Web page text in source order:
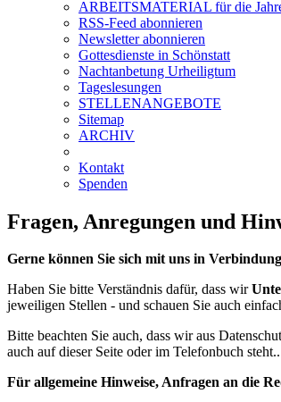
ARBEITSMATERIAL für die
RSS-Feed abonnieren
Newsletter abonnieren
Gottesdienste in Schönstatt
Nachtanbetung Urheiligtum
Tageslesungen
STELLENANGEBOTE
Sitemap
ARCHIV
Kontakt
Spenden
Fragen, Anregungen und
Gerne können Sie sich mit uns in
Haben Sie bitte Verständnis dafür, dass wir
jeweiligen Stellen - und schauen Sie auch
Bitte beachten Sie auch, dass wir aus
auch auf dieser Seite oder im Telefonbuch
Für allgemeine Hinweise, Anfragen an die